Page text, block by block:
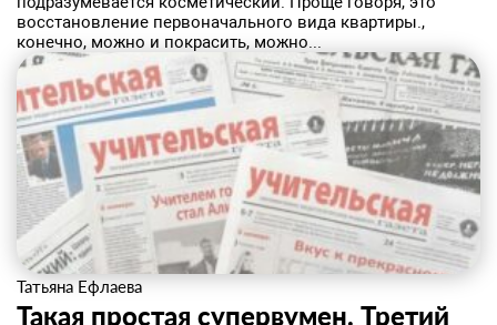
восстановление первоначального вида квартиры.,
конечно, можно и покрасить, можно...
Татьяна Ефлаева
Такая простая супервумен. Третий